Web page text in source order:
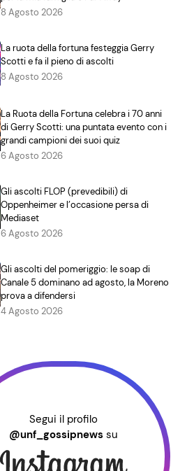
8 Agosto 2026
La ruota della fortuna festeggia Gerry
Scotti e fa il pieno di ascolti
8 Agosto 2026
La Ruota della Fortuna celebra i 70 anni
di Gerry Scotti: una puntata evento con i
grandi campioni dei suoi quiz
6 Agosto 2026
Gli ascolti FLOP (prevedibili) di
Oppenheimer e l’occasione persa di
Mediaset
6 Agosto 2026
Gli ascolti del pomeriggio: le soap di
Canale 5 dominano ad agosto, la Moreno
prova a difendersi
4 Agosto 2026
Segui il profilo
@unf_gossipnews su